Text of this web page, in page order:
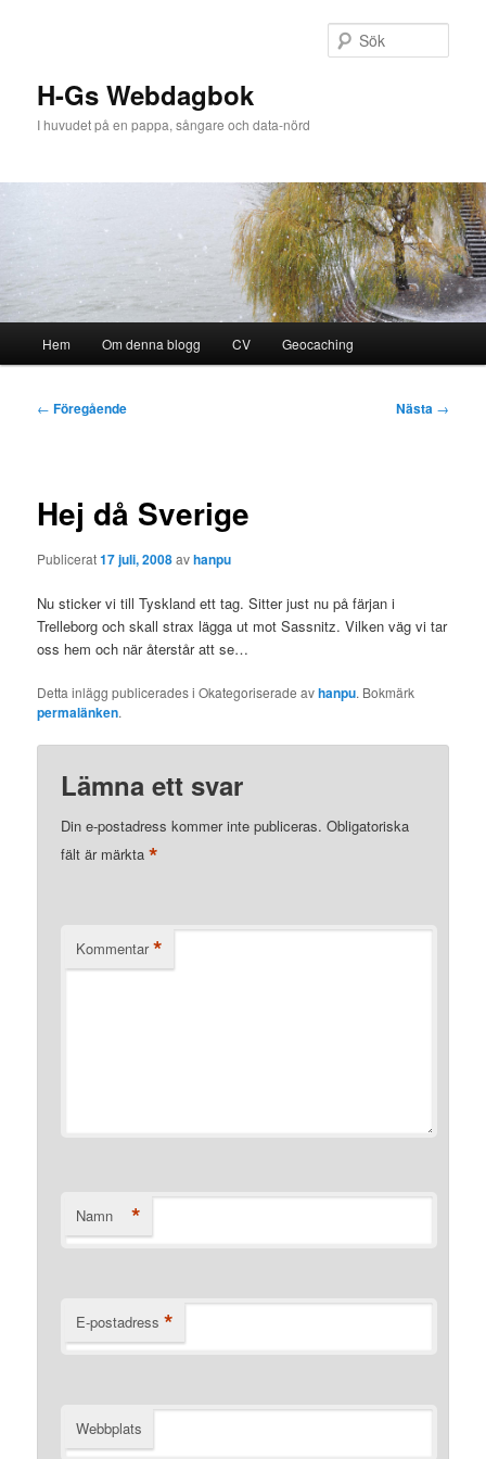
H-Gs Webdagbok
I huvudet på en pappa, sångare och data-nörd
Hem Om denna blogg CV Geocaching
Inläggsnavigering
← Föregående Nästa →
Hej då Sverige
Publicerat17 juli, 2008avhanpu
Nu sticker vi till Tyskland ett tag. Sitter just nu på färjan i
Trelleborg och skall strax lägga ut mot Sassnitz. Vilken väg vi tar
oss hem och när återstår att se…
Detta inlägg publicerades i Okategoriserade avhanpu. Bokmärk
permalänken.
Lämna ett svar
Din e-postadress kommer inte publiceras. Obligatoriska
fält är märkta*
Kommentar *
Namn *
E-postadress *
Webbplats